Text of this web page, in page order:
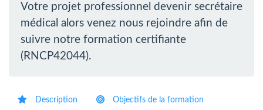
Votre projet professionnel devenir secrétaire
médical alors venez nous rejoindre afin de
suivre notre formation certifiante
(RNCP42044).
Description Objectifs de la formation